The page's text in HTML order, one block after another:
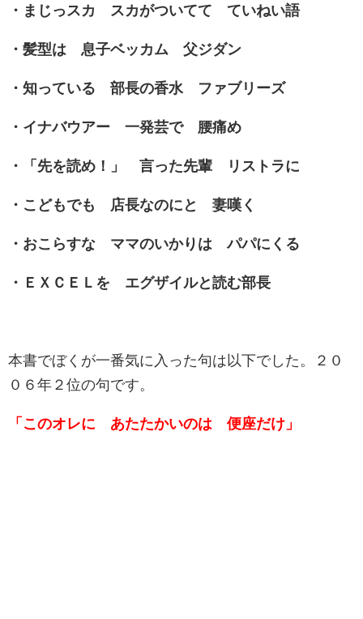
・まじっスカ スカがついてて ていねい語
・髪型は 息子ベッカム 父ジダン
・知っている 部長の香水 ファブリーズ
・イナバウアー 一発芸で 腰痛め
・「先を読め！」 言った先輩 リストラに
・こどもでも 店長なのにと 妻嘆く
・おこらすな ママのいかりは パパにくる
・ＥＸＣＥＬを エグザイルと読む部長
本書でぼくが一番気に入った句は以下でした。２０
０６年２位の句です。
「このオレに あたたかいのは 便座だけ」